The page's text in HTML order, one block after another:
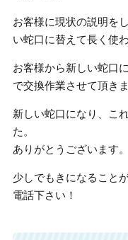
お客様に現状の説明を
い蛇口に替えて長く使
お客様から新しい蛇口
で交換作業させて頂きま
新しい蛇口になり、こ
た。
ありがとうございます。
少しでもきになること
電話下さい！